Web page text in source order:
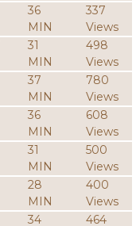
36
MIN
337
Views
31
MIN
498
Views
37
MIN
780
Views
36
MIN
608
Views
31
MIN
500
Views
28
MIN
400
Views
34
464